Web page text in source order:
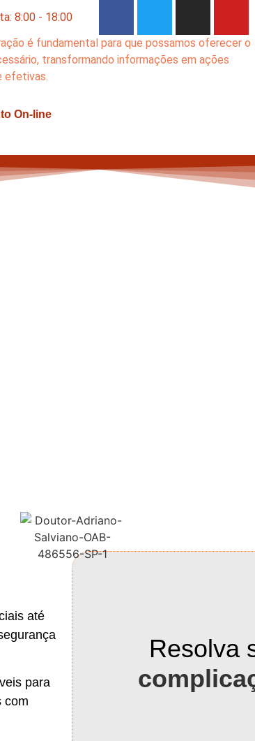
8:00 - 18:00
é fundamental para que possamos oferecer o
transformando informações em ações
efetivas.
On-line
até
para
com
Resolva